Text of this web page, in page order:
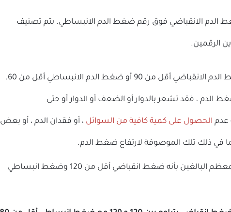
الانقباضي فوق رقم ضغط الدم الانبساطي. يتم تصنيف
الرقمين.
هو ضغط الدم الانقباضي أقل من 90 أو ضغط الدم الانبساطي أقل من 60.
الدم ، فقد تشعر بالدوار أو الضعف أو الدوار أو حتى
عدم الحصول على كمية كافية من السوائل ، أو فقدان الدم ، أو بعض
بما في ذلك تلك الموصوفة لارتفاع ضغط الدم.
لمعظم البالغين بأنه ضغط انقباضي أقل من 120 وضغط انبساطي